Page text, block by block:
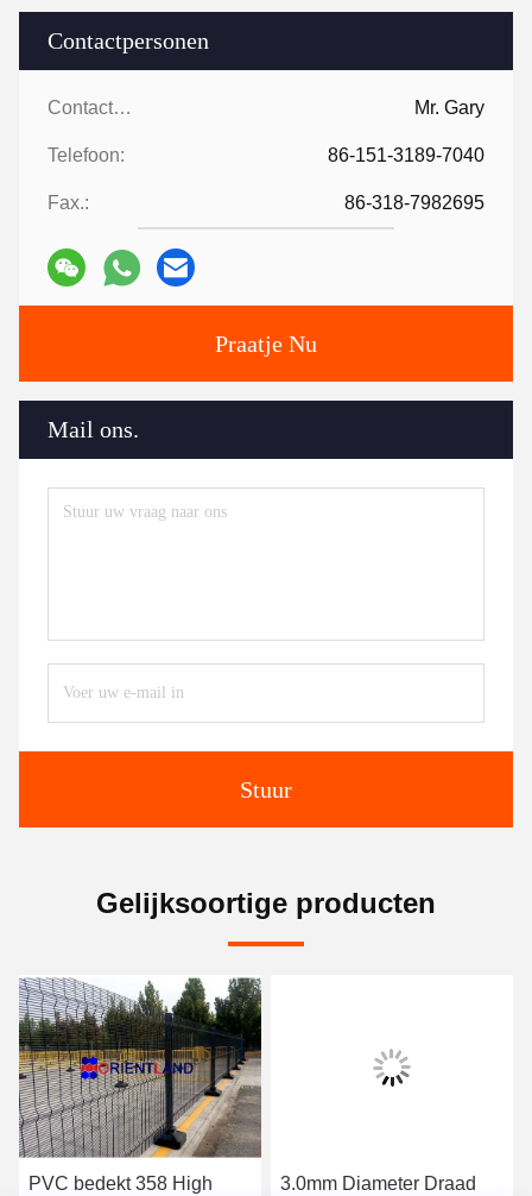
Contactpersonen
Contactpersonen: Mr. Gary
Telefoon: 86-151-3189-7040
Fax.: 86-318-7982695
Praatje Nu
Mail ons.
Stuur
Gelijksoortige producten
PVC bedekt 358 High
3.0mm Diameter Draad